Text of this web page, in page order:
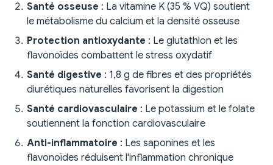
Santé osseuse : La vitamine K (35 % VQ) soutient
le métabolisme du calcium et la densité osseuse
Protection antioxydante : Le glutathion et les
flavonoïdes combattent le stress oxydatif
Santé digestive : 1,8 g de fibres et des propriétés
diurétiques naturelles favorisent la digestion
Santé cardiovasculaire : Le potassium et le folate
soutiennent la fonction cardiovasculaire
Anti-inflammatoire : Les saponines et les
flavonoïdes réduisent l'inflammation chronique